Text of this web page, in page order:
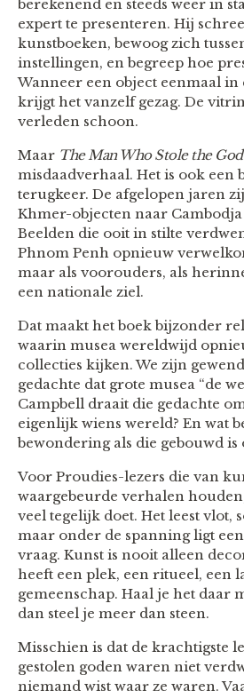
berekenend en steeds weer in
expert te presenteren. Hij
kunstboeken, bewoog zich
instellingen, en begreep hoe
Wanneer een object eenmaal in
krijgt het vanzelf gezag. De
verleden schoon.
Maar The Man Who Stole the
misdaadverhaal. Het is ook een
terugkeer. De afgelopen jaren
Khmer-objecten naar
Beelden die ooit in stilte
Phnom Penh opnieuw
maar als voorouders, als
een nationale ziel.
Dat maakt het boek bijzonder
waarin musea wereldwijd
collecties kijken. We zijn
gedachte dat grote musea “de
Campbell draait die gedachte
eigenlijk wiens wereld? En wat
bewondering als die gebouwd is
Voor Proudies-lezers die van
waargebeurde verhalen
veel tegelijk doet. Het leest vlot,
maar onder de spanning ligt
vraag. Kunst is nooit alleen
heeft een plek, een ritueel, een
gemeenschap. Haal je het daar
dan steel je meer dan steen.
Misschien is dat de krachtigste
gestolen goden waren niet
niemand wist waar ze waren.